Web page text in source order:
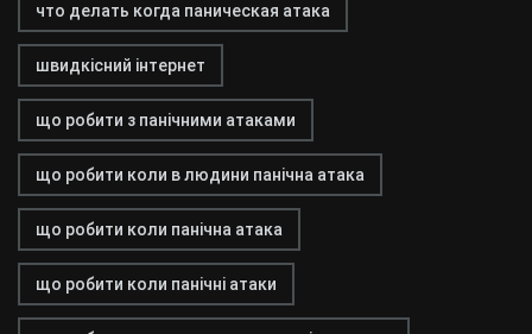
что делать когда паническая атака
швидкісний інтернет
що робити з панічними атаками
що робити коли в людини панічна атака
що робити коли панічна атака
що робити коли панічні атаки